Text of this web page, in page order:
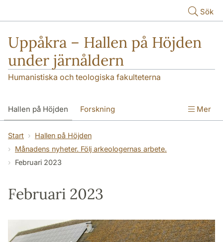
Sök
Uppåkra – Hallen på Höjden
under järnåldern
Humanistiska och teologiska fakulteterna
Hallen på Höjden Forskning
Publikationer Uppåkra i media
Seminarieundersökningar Kontakt
Mer
Start
Hallen på Höjden
Månadens nyheter. Följ arkeologernas arbete.
Februari 2023
Februari 2023